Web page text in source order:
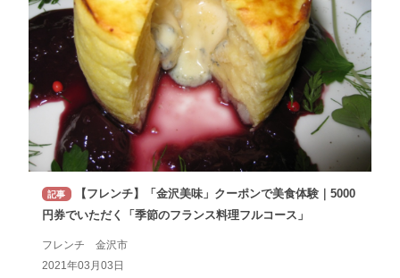
記事
【フレンチ】「金沢美味」クーポンで美食体験｜5000
円券でいただく「季節のフランス料理フルコース」
フレンチ 金沢市
2021年03月03日